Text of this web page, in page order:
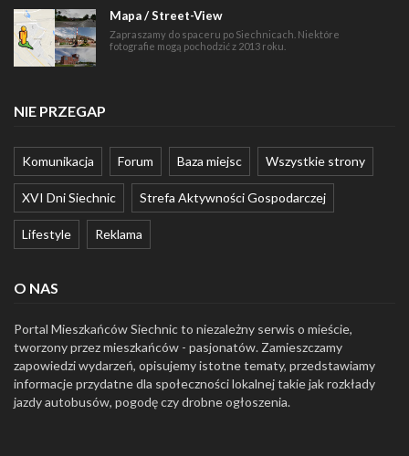
Mapa / Street-View
Zapraszamy do spaceru po Siechnicach. Niektóre
fotografie mogą pochodzić z 2013 roku.
NIE PRZEGAP
Komunikacja Forum Baza miejsc Wszystkie strony
XVI Dni Siechnic Strefa Aktywności Gospodarczej
Lifestyle Reklama
O NAS
Portal Mieszkańców Siechnic to niezależny serwis o mieście,
tworzony przez mieszkańców - pasjonatów. Zamieszczamy
zapowiedzi wydarzeń, opisujemy istotne tematy, przedstawiamy
informacje przydatne dla społeczności lokalnej takie jak rozkłady
jazdy autobusów, pogodę czy drobne ogłoszenia.